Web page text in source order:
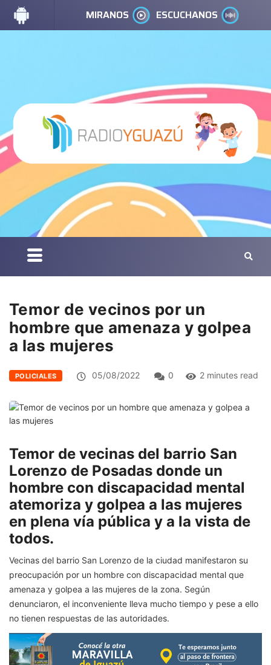
MIRANOS ESCUCHANOS
Temor de vecinos por un
hombre que amenaza y golpea
a las mujeres
POLICIALES 05/08/2022 0 2 minutes read
Temor de vecinas del barrio San
Lorenzo de Posadas donde un
hombre con discapacidad mental
atemoriza y golpea a las mujeres
en plena vía pública y a la vista de
todos.
Vecinas del barrio San Lorenzo de la ciudad manifestaron su
preocupación por un hombre con discapacidad mental que
amenaza y golpea a las mujeres de la zona. Según
denunciaron, el inconveniente lleva mucho tiempo y pese a ello
no tienen respuestas de las autoridades.